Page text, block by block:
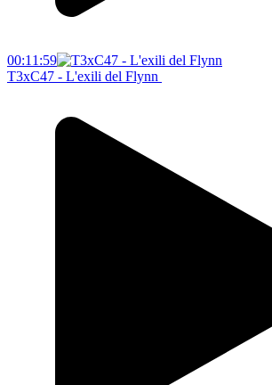
00:11:59
T3xC47 - L'exili del Flynn